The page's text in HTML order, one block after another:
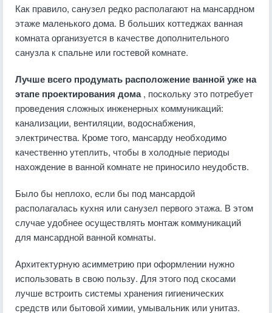
Как правило, санузел редко располагают на мансардном
этаже маленького дома. В больших коттеджах ванная
комната организуется в качестве дополнительного
санузла к спальне или гостевой комнате.
Лучше всего продумать расположение ванной уже на
этапе проектирования дома, поскольку это потребует
проведения сложных инженерных коммуникаций:
канализации, вентиляции, водоснабжения,
электричества. Кроме того, мансарду необходимо
качественно утеплить, чтобы в холодные периоды
нахождение в ванной комнате не приносило неудобств.
Было бы неплохо, если бы под мансардой
располагалась кухня или санузел первого этажа. В этом
случае удобнее осуществлять монтаж коммуникаций
для мансардной ванной комнаты.
Архитектурную асимметрию при оформлении нужно
использовать в свою пользу. Для этого под скосами
лучше встроить системы хранения гигиенических
средств или бытовой химии, умывальник или унитаз.